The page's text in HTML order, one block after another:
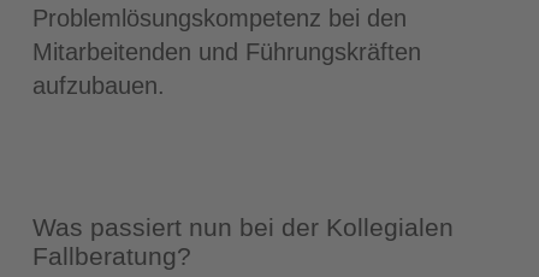
Problemlösungskompetenz bei den
Mitarbeitenden und Führungskräften
aufzubauen.
Was passiert nun bei der Kollegialen
Fallberatung?